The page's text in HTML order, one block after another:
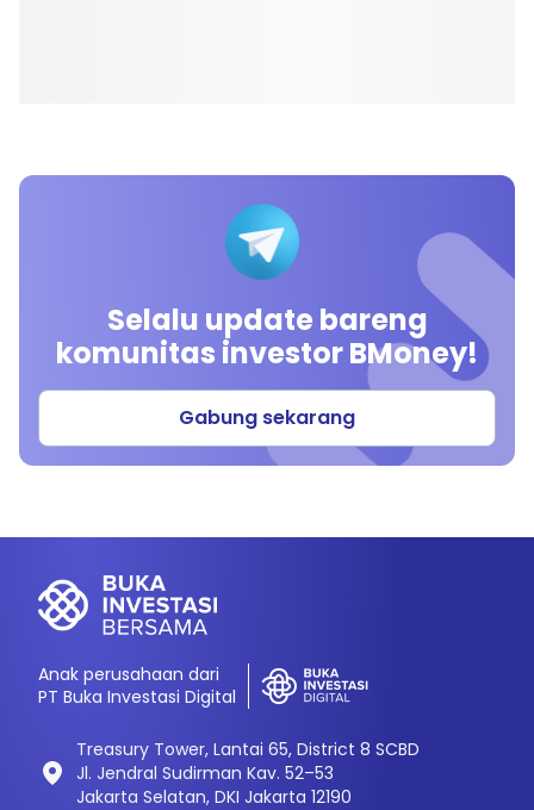
Selalu update bareng
komunitas investor BMoney!
Gabung sekarang
Anak perusahaan dari
PT Buka Investasi Digital
Treasury Tower, Lantai 65, District 8 SCBD
Jl. Jendral Sudirman Kav. 52–53
Jakarta Selatan, DKI Jakarta 12190